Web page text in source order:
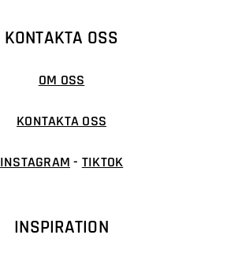
KONTAKTA OSS
OM OSS
KONTAKTA OSS
INSTAGRAM - TIKTOK
INSPIRATION